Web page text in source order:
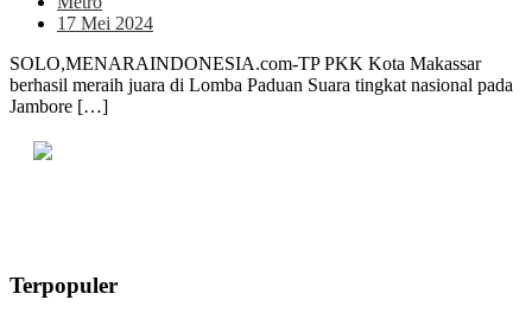
17 Mei 2024
SOLO,MENARAINDONESIA.com-TP PKK Kota Makassar
berhasil meraih juara di Lomba Paduan Suara tingkat nasional pada
Jambore […]
Terpopuler